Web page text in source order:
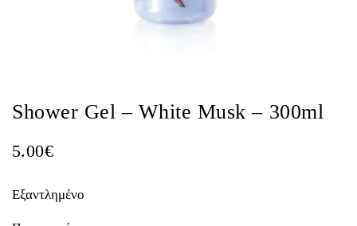
Shower Gel – White Musk – 300ml
5.00€
Εξαντλημένο